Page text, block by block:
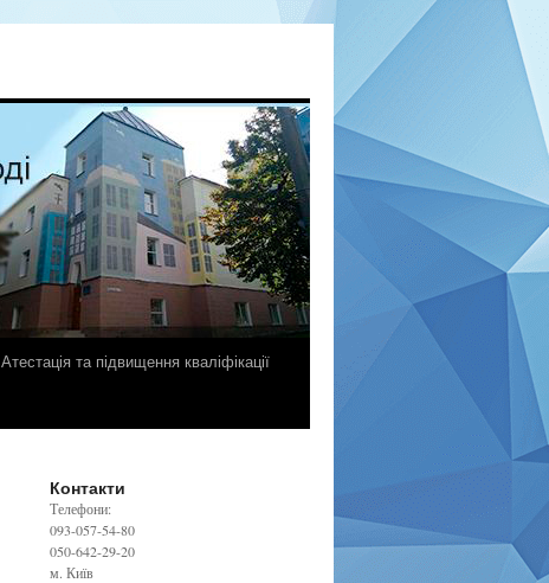
Атестація та підвищення кваліфікації
Контакти
Телефони:
093-057-54-80
050-642-29-20
м. Київ